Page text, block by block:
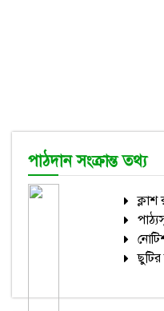
পাঠদান সংক্রান্ত তথ্য
ক্লাশ